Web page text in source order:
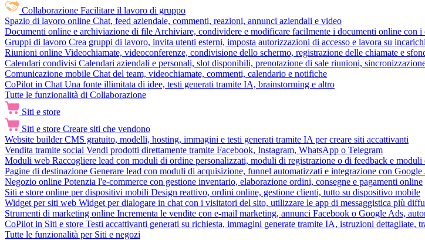
Collaborazione Facilitare il lavoro di gruppo
Spazio di lavoro online Chat, feed aziendale, commenti, reazioni, annunci aziendali e video
Documenti online e archiviazione di file Archiviare, condividere e modificare facilmente i documenti online con
Gruppi di lavoro Crea gruppi di lavoro, invita utenti esterni, imposta autorizzazioni di accesso e lavora su
Riunioni online Videochiamate, videoconferenze, condivisione dello schermo, registrazione delle chiamate e
Calendari condivisi Calendari aziendali e personali, slot disponibili, prenotazione di sale riunioni,
Comunicazione mobile Chat del team, videochiamate, commenti, calendario e notifiche
CoPilot in Chat Una fonte illimitata di idee, testi generati tramite IA, brainstorming e altro
Tutte le funzionalità di Collaborazione
Siti e store
Siti e store Creare siti che vendono
Website builder CMS gratuito, modelli, hosting, immagini e testi generati tramite IA per creare siti accattivanti
Vendita tramite social Vendi prodotti direttamente tramite Facebook, Instagram, WhatsApp o Telegram
Moduli web Raccogliere lead con moduli di ordine personalizzati, moduli di registrazione o di feedback e
Pagine di destinazione Generare lead con moduli di acquisizione, funnel automatizzati e integrazione con
Negozio online Potenzia l'e-commerce con gestione inventario, elaborazione ordini, consegne e pagamenti online
Siti e store online per dispositivi mobili Design reattivo, ordini online, gestione clienti, tutto su dispositivo mobile
Widget per siti web Widget per dialogare in chat con i visitatori del sito, utilizzare le app di messaggistica più
Strumenti di marketing online Incrementa le vendite con e-mail marketing, annunci Facebook o Google Ads,
CoPilot in Siti e store Testi accattivanti generati su richiesta, immagini generate tramite IA, istruzioni dettagliate,
Tutte le funzionalità per Siti e negozi